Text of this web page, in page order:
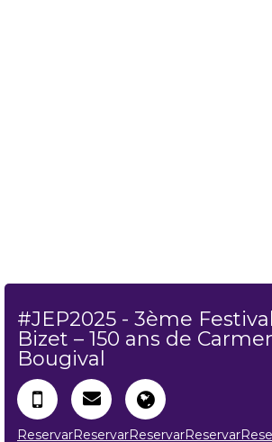
#JEP2025 - 3ème
Bizet – 150 ans de
Bougival
ReservarReservarReservarReservar